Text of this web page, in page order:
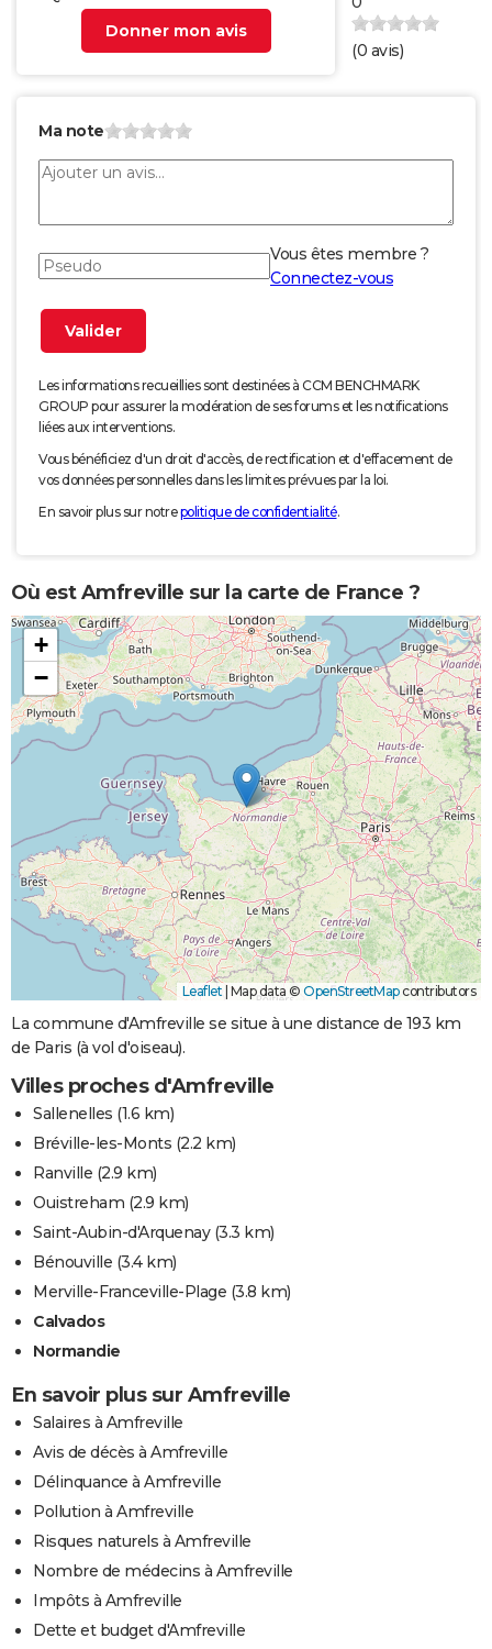
Donner mon avis
(0 avis)
Ma note
Vous êtes membre ?
Connectez-vous
Les informations recueillies sont destinées à CCM BENCHMARK
GROUP pour assurer la modération de ses forums et les notifications
liées aux interventions.
Vous bénéficiez d'un droit d'accès, de rectification et d'effacement de
vos données personnelles dans les limites prévues par la loi.
En savoir plus sur notrepolitique de confidentialité.
Où est Amfreville sur la carte de France ?
+
−
Leaflet Map data © OpenStreetMapcontributors
La commune d'Amfreville se situe à une distance de 193 km
de Paris (à vol d'oiseau).
Villes proches d'Amfreville
Sallenelles (1.6 km)
Bréville-les-Monts (2.2 km)
Ranville (2.9 km)
Ouistreham (2.9 km)
Saint-Aubin-d'Arquenay(3.3 km)
Bénouville (3.4 km)
Merville-Franceville-Plage (3.8 km)
Calvados
Normandie
En savoir plus sur Amfreville
Salaires à Amfreville
Avis de décès à Amfreville
Délinquance à Amfreville
Pollution à Amfreville
Risques naturels à Amfreville
Nombre de médecins à Amfreville
Impôts à Amfreville
Dette et budget d'Amfreville